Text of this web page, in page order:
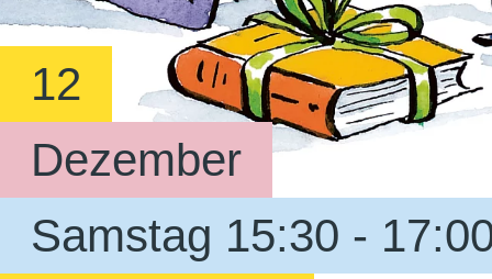
12
Dezember
Samstag 15:30 -